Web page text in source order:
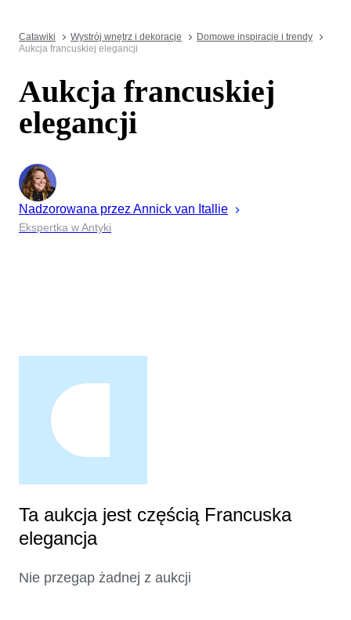
Catawiki Wystrój wnętrz i dekoracje
Domowe inspiracje i trendy
Aukcja francuskiej elegancji
Aukcja francuskiej
elegancji
Nadzorowana przez Annick van Itallie
Ekspertka w Antyki
Ta aukcja jest częścią Francuska
elegancja
Nie przegap żadnej z aukcji